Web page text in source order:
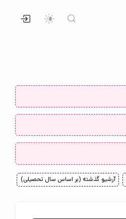
آرشیو گذشته (بر اساس سال تحصیلی)